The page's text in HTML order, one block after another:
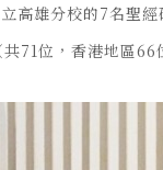
雄分校的7名聖
71位，香港地區